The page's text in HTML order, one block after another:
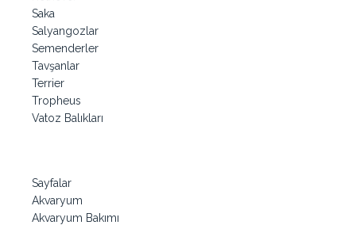
Saka
Salyangozlar
Semenderler
Tavşanlar
Terrier
Tropheus
Vatoz Balıkları
Sayfalar
Akvaryum
Akvaryum Bakımı